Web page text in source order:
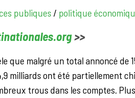
publiques / politique
>>
que malgré un total annoncé de
milliards ont été partiellement
trous dans les comptes.